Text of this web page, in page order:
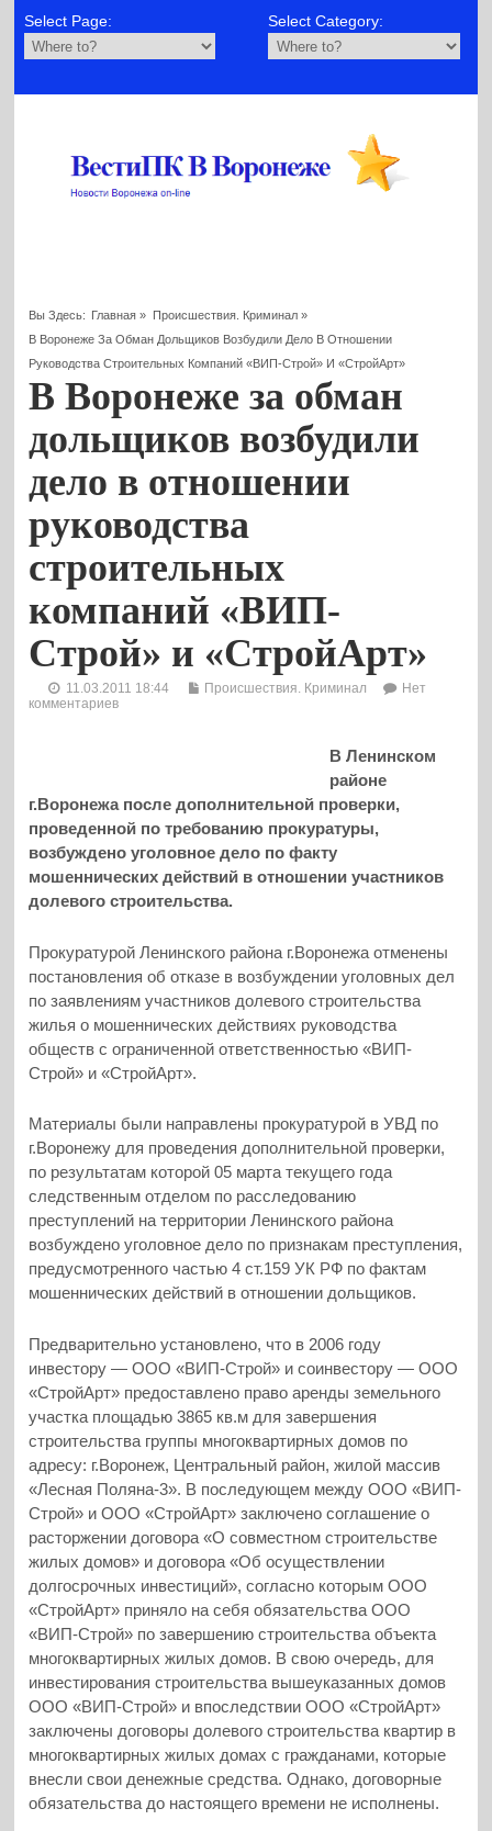
Select Page: Select Category:
Вы Здесь: Главная » Происшествия. Криминал»
В Воронеже За Обман Дольщиков Возбудили Дело В Отношении
Руководства Строительных Компаний «ВИП-Строй» И «СтройАрт»
В Воронеже за обман
дольщиков возбудили
дело в отношении
руководства
строительных
компаний «ВИП-
Строй» и «СтройАрт»
11.03.2011 18:44 Происшествия. Криминал
Нет
комментариев
В Ленинском
районе
г.Воронежа после дополнительной проверки,
проведенной по требованию прокуратуры,
возбуждено уголовное дело по факту
мошеннических действий в отношении участников
долевого строительства.
Прокуратурой Ленинского района г.Воронежа отменены
постановления об отказе в возбуждении уголовных дел
по заявлениям участников долевого строительства
жилья о мошеннических действиях руководства
обществ с ограниченной ответственностью «ВИП-
Строй» и «СтройАрт».
Материалы были направлены прокуратурой в УВД по
г.Воронежу для проведения дополнительной проверки,
по результатам которой 05 марта текущего года
следственным отделом по расследованию
преступлений на территории Ленинского района
возбуждено уголовное дело по признакам преступления,
предусмотренного частью 4 ст.159 УК РФ по фактам
мошеннических действий в отношении дольщиков.
Предварительно установлено, что в 2006 году
инвестору — ООО «ВИП-Строй» и соинвестору — ООО
«СтройАрт» предоставлено право аренды земельного
участка площадью 3865 кв.м для завершения
строительства группы многоквартирных домов по
адресу: г.Воронеж, Центральный район, жилой массив
«Лесная Поляна-3». В последующем между ООО «ВИП-
Строй» и ООО «СтройАрт» заключено соглашение о
расторжении договора «О совместном строительстве
жилых домов» и договора «Об осуществлении
долгосрочных инвестиций», согласно которым ООО
«СтройАрт» приняло на себя обязательства ООО
«ВИП-Строй» по завершению строительства объекта
многоквартирных жилых домов. В свою очередь, для
инвестирования строительства вышеуказанных домов
ООО «ВИП-Строй» и впоследствии ООО «СтройАрт»
заключены договоры долевого строительства квартир в
многоквартирных жилых домах с гражданами, которые
внесли свои денежные средства. Однако, договорные
обязательства до настоящего времени не исполнены.